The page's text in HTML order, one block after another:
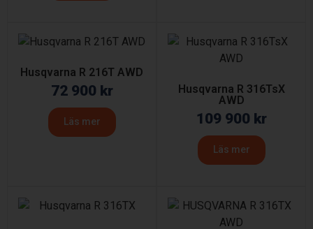
Husqvarna R 216T AWD
72 900 kr
Läs mer
Husqvarna R 316TsX
AWD
109 900 kr
Läs mer